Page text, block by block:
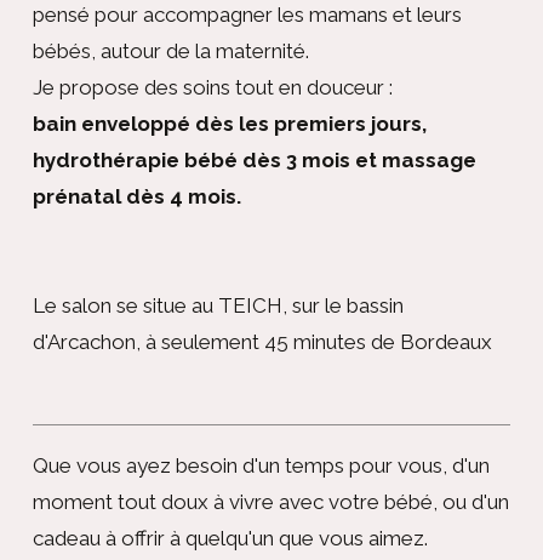
pensé pour accompagner les mamans et leurs
bébés, autour de la maternité.
Je propose des soins tout en douceur :
bain enveloppé dès les premiers jours,
hydrothérapie bébé dès 3 mois et massage
prénatal dès 4 mois.
Le salon se situe au TEICH, sur le bassin
d'Arcachon, à seulement 45 minutes de Bordeaux
Que vous ayez besoin d'un temps pour vous, d'un
moment tout doux à vivre avec votre bébé, ou d'un
cadeau à offrir à quelqu'un que vous aimez.